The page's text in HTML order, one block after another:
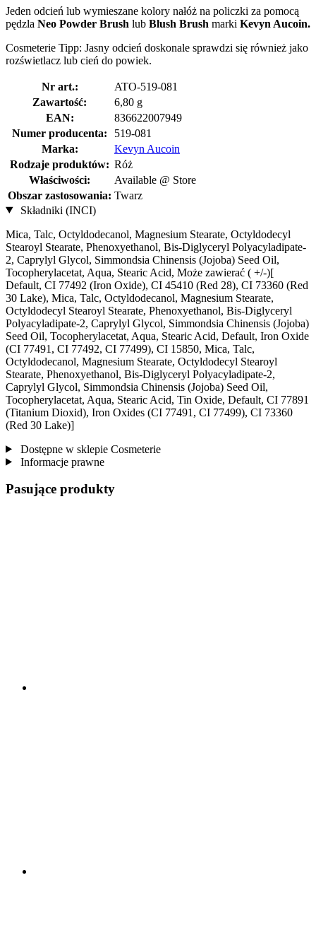
Jeden odcień lub wymieszane kolory nałóż na policzki za pomocą
pędzla Neo Powder Brush lub Blush Brush marki Kevyn Aucoin.
Cosmeterie Tipp: Jasny odcień doskonale sprawdzi się również jako
rozświetlacz lub cień do powiek.
Nr art.:
ATO-519-081
Zawartość:
6,80 g
EAN:
836622007949
Numer producenta:
519-081
Marka:
Kevyn Aucoin
Rodzaje produktów: Róż
Właściwości:
Available @ Store
Obszar zastosowania: Twarz
Składniki (INCI)
Mica, Talc, Octyldodecanol, Magnesium Stearate, Octyldodecyl
Stearoyl Stearate, Phenoxyethanol, Bis-Diglyceryl Polyacyladipate-
2, Caprylyl Glycol, Simmondsia Chinensis (Jojoba) Seed Oil,
Tocopherylacetat, Aqua, Stearic Acid, Może zawierać ( +/-)[
Default, CI 77492 (Iron Oxide), CI 45410 (Red 28), CI 73360 (Red
30 Lake), Mica, Talc, Octyldodecanol, Magnesium Stearate,
Octyldodecyl Stearoyl Stearate, Phenoxyethanol, Bis-Diglyceryl
Polyacyladipate-2, Caprylyl Glycol, Simmondsia Chinensis (Jojoba)
Seed Oil, Tocopherylacetat, Aqua, Stearic Acid, Default, Iron Oxide
(CI 77491, CI 77492, CI 77499), CI 15850, Mica, Talc,
Octyldodecanol, Magnesium Stearate, Octyldodecyl Stearoyl
Stearate, Phenoxyethanol, Bis-Diglyceryl Polyacyladipate-2,
Caprylyl Glycol, Simmondsia Chinensis (Jojoba) Seed Oil,
Tocopherylacetat, Aqua, Stearic Acid, Tin Oxide, Default, CI 77891
(Titanium Dioxid), Iron Oxides (CI 77491, CI 77499), CI 73360
(Red 30 Lake)]
Dostępne w sklepie Cosmeterie
Informacje prawne
Pasujące produkty